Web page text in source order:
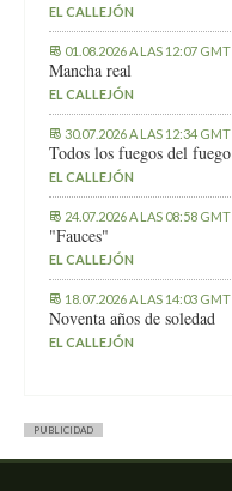
EL CALLEJÓN
01.08.2026 A LAS 12:07 GMT
Mancha real
EL CALLEJÓN
30.07.2026 A LAS 12:34 GMT
Todos los fuegos del fuego
EL CALLEJÓN
24.07.2026 A LAS 08:58 GMT
"Fauces"
EL CALLEJÓN
18.07.2026 A LAS 14:03 GMT
Noventa años de soledad
EL CALLEJÓN
PUBLICIDAD